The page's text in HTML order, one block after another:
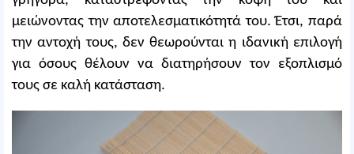
μειώνοντας την αποτελεσματικότητά του. Έτσι, παρά
την αντοχή τους, δεν θεωρούνται η ιδανική επιλογή
για όσους θέλουν να διατηρήσουν τον εξοπλισμό
τους σε καλή κατάσταση.